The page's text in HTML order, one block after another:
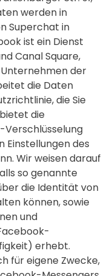
werden in
Superchat in
ist ein Dienst
Canal Square,
der
die Daten
die Sie
die
Verschlüsselung
Einstellungen des
Wir weisen darauf
so genannte
die Identität von
können, sowie
und
erhebt.
für eigene Zwecke,